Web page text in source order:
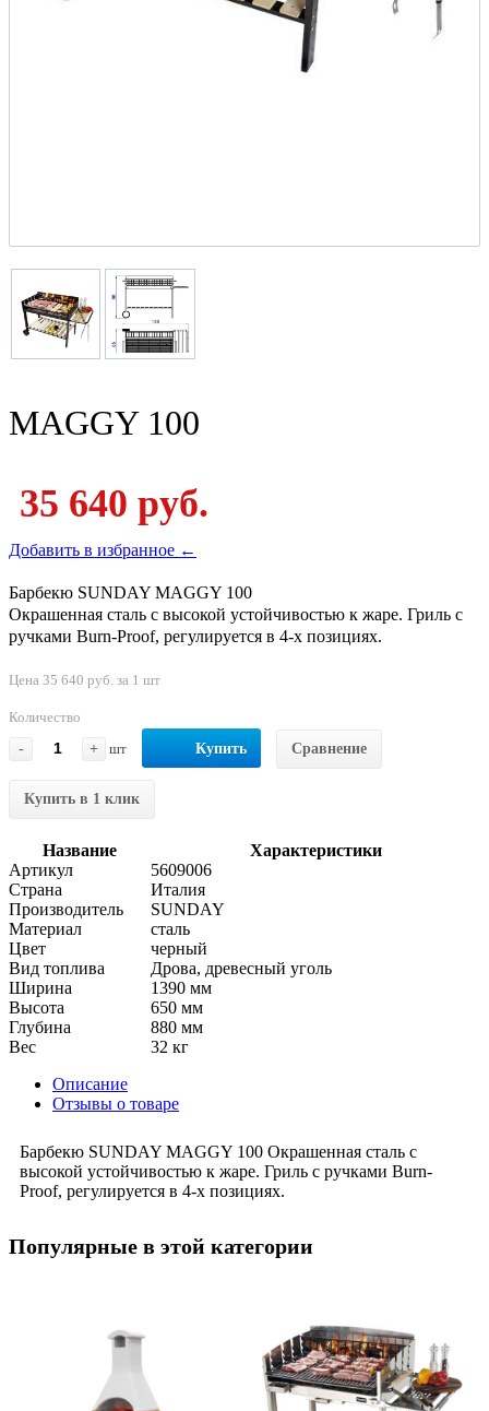
MAGGY 100
35 640 руб.
Добавить в избранное ←
Барбекю SUNDAY MAGGY 100
Окрашенная сталь с высокой устойчивостью к жаре. Гриль с
ручками Burn-Proof, регулируется в 4-х позициях.
Цена 35 640 руб. за 1 шт
Количество
-
+ шт Купить Сравнение
Купить в 1 клик
Название
Характеристики
Артикул
5609006
Страна
Италия
Производитель
SUNDAY
Материал
сталь
Цвет
черный
Вид топлива
Дрова, древесный уголь
Ширина
1390 мм
Высота
650 мм
Глубина
880 мм
Вес
32 кг
Описание
Отзывы о товаре
Барбекю SUNDAY MAGGY 100 Окрашенная сталь с
высокой устойчивостью к жаре. Гриль с ручками Burn-
Proof, регулируется в 4-х позициях.
Популярные в этой категории